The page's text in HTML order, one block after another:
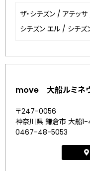
ザ・シチズン / アテッサ
シチズン エル / シチズ
move 大船ルミネ
〒247-0056
神奈川県 鎌倉市 大船
0467-48-5053